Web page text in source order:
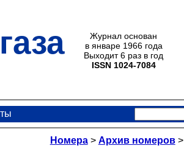
Журнал основан
в январе 1966 года
Выходит 6 раз в год
ISSN 1024-7084
Номера> Архив номеров>